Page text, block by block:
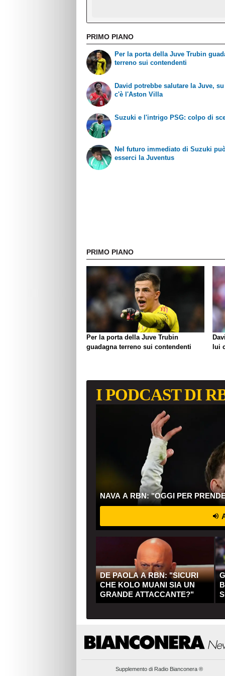
PRIMO PIANO
Per la porta della Juve Trubin
terreno sui contendenti
David potrebbe salutare la Juve,
c'è l'Aston Villa
Suzuki e l'intrigo PSG: colpo di
Nel futuro immediato di Suzuki
esserci la Juventus
PRIMO PIANO
Per la porta della Juve Trubin
guadagna terreno sui contendenti
lui
I PODCAST DI
NAVA A RBN: "OGGI PER
DE PAOLA A RBN: "SICURI
CHE KOLO MUANI SIA UN
GRANDE ATTACCANTE?"
Supplemento di Radio Bianconera ®